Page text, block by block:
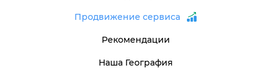
Продвижение сервиса
Рекомендации
Наша География